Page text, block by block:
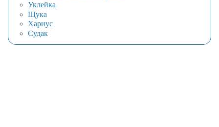
Уклейка
Щука
Хариус
Судак